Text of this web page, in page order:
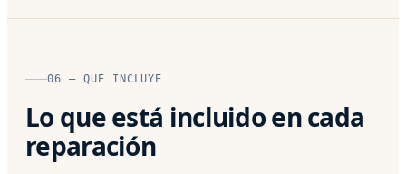
06 — QUÉ INCLUYE
Lo que está incluido en cada
reparación